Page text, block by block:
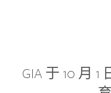
GIA 于 10 月